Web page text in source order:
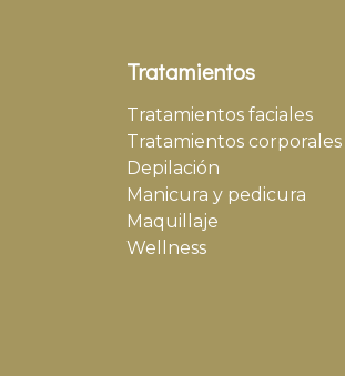
Tratamientos
Tratamientos faciales
Tratamientos corporales
Depilación
Manicura y pedicura
Maquillaje
Wellness